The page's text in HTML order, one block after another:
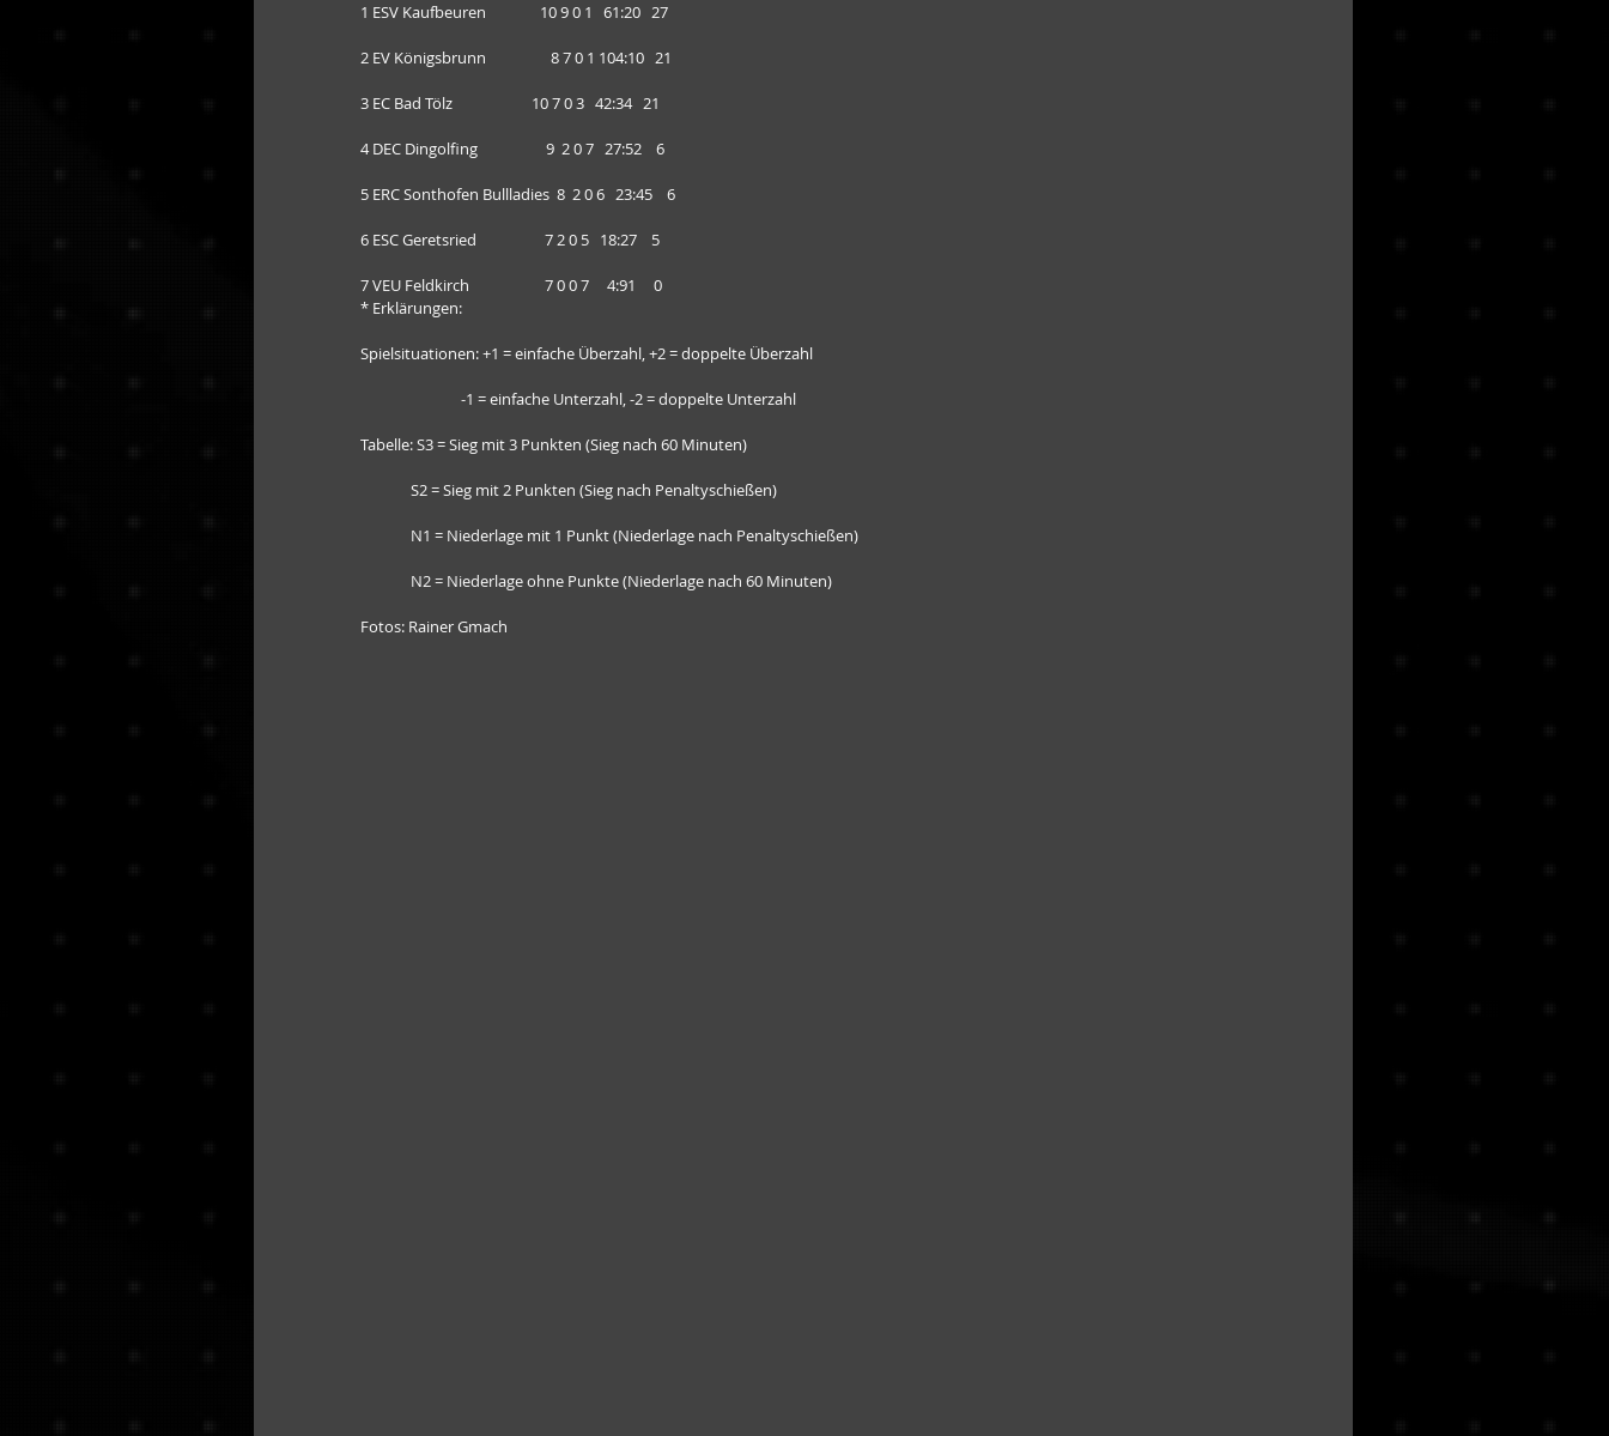
1 ESV Kaufbeuren               10 9 0 1   61:20   27
2 EV Königsbrunn                  8 7 0 1 104:10   21
3 EC Bad Tölz                      10 7 0 3   42:34   21
4 DEC Dingolfing                   9  2 0 7   27:52    6
5 ERC Sonthofen Bullladies  8  2 0 6   23:45    6
6 ESC Geretsried                   7 2 0 5   18:27    5
7 VEU Feldkirch                     7 0 0 7     4:91     0
* Erklärungen:
Spielsituationen: +1 = einfache Überzahl, +2 = doppelte Überzahl
                            -1 = einfache Unterzahl, -2 = doppelte Unterzahl
Tabelle: S3 = Sieg mit 3 Punkten (Sieg nach 60 Minuten)
              S2 = Sieg mit 2 Punkten (Sieg nach Penaltyschießen)
              N1 = Niederlage mit 1 Punkt (Niederlage nach Penaltyschießen)
              N2 = Niederlage ohne Punkte (Niederlage nach 60 Minuten)
Fotos: Rainer Gmach